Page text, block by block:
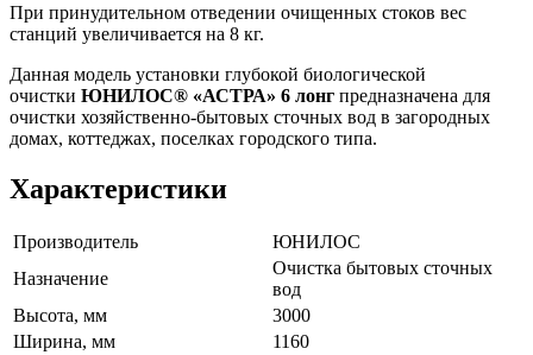
При принудительном отведении очищенных стоков вес
станций увеличивается на 8 кг.
Данная модель установки глубокой биологической
очистки ЮНИЛОС® «АСТРА» 6 лонг предназначена для
очистки хозяйственно-бытовых сточных вод в загородных
домах, коттеджах, поселках городского типа.
Характеристики
Производитель
ЮНИЛОС
Назначение
Очистка бытовых сточных
вод
Высота, мм
3000
Ширина, мм
1160